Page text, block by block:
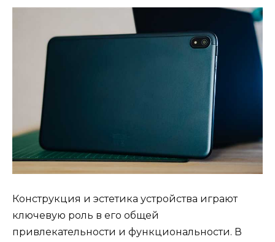
Конструкция и эстетика устройства играют
ключевую роль в его общей
привлекательности и функциональности. В